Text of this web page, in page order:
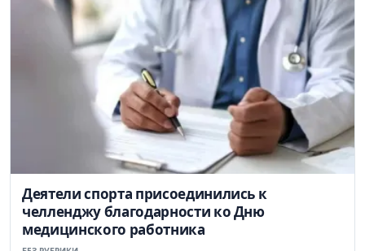
Деятели спорта присоединились к
челленджу благодарности ко Дню
медицинского работника